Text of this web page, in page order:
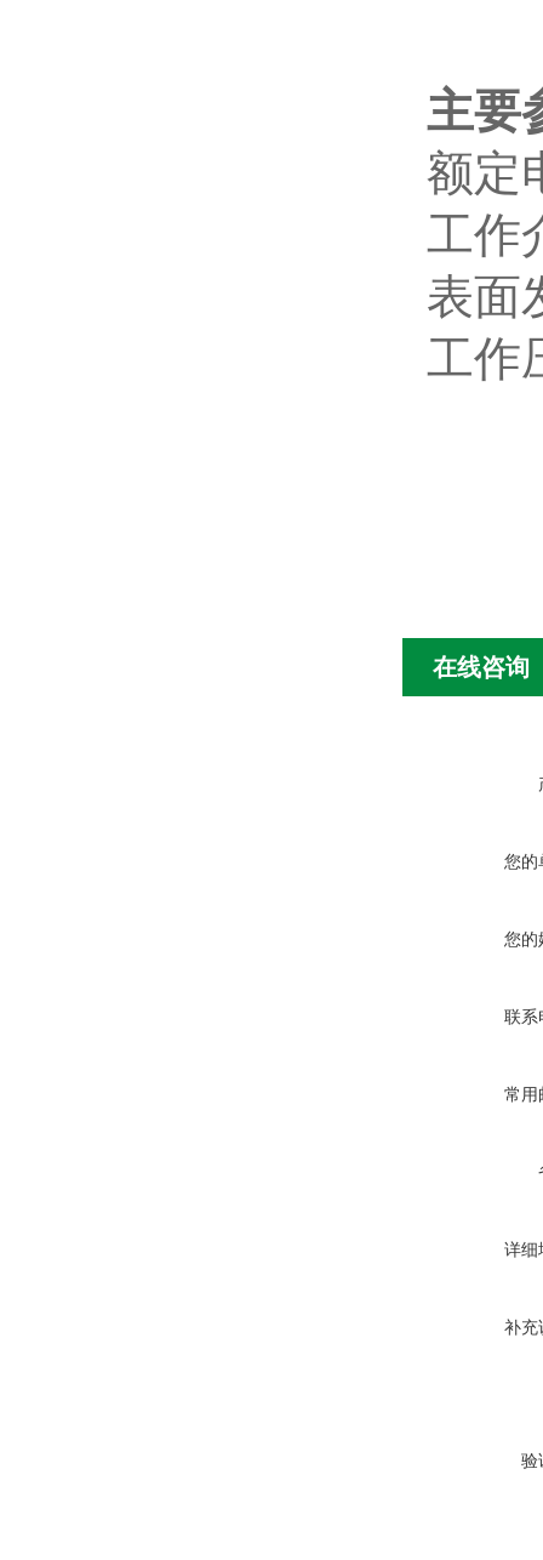
主要
额定
工作
表面
工作
在线咨询
您的
您的
联系
常用
详细
补充
验